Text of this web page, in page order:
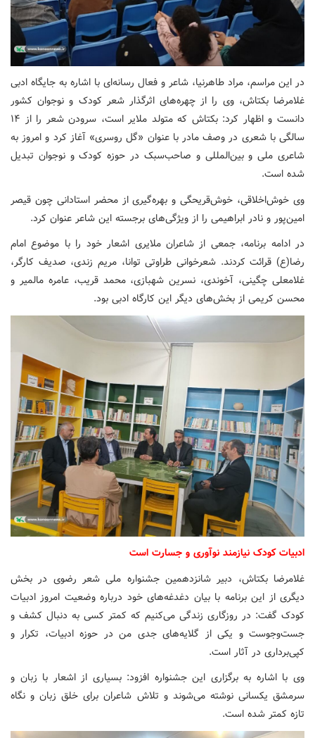
در این مراسم، مراد طاهرنیا، شاعر و فعال رسانه‌ای با اشاره به جایگاه ادبی
غلامرضا بکتاش، وی را از چهره‌های اثرگذار شعر کودک و نوجوان کشور
دانست و اظهار کرد: بکتاش که متولد ملایر است، سرودن شعر را از ۱۴
سالگی با شعری در وصف مادر با عنوان «گل روسری» آغاز کرد و امروز به
شاعری ملی و بین‌المللی و صاحب‌سبک در حوزه کودک و نوجوان تبدیل
شده است.
وی خوش‌اخلاقی، خوش‌قریحگی و بهره‌گیری از محضر استادانی چون قیصر
امین‌پور و نادر ابراهیمی را از ویژگی‌های برجسته این شاعر عنوان کرد.
در ادامه برنامه، جمعی از شاعران ملایری اشعار خود را با موضوع امام
رضا(ع) قرائت کردند. شعرخوانی طراوتی توانا، مریم زندی، صدیف کارگر،
غلامعلی چگینی، آخوندی، نسرین شهبازی، محمد قریب، عامره مالمیر و
محسن کریمی از بخش‌های دیگر این کارگاه ادبی بود.
ادبیات کودک نیازمند نوآوری و جسارت است
غلامرضا بکتاش، دبیر شانزدهمین جشنواره ملی شعر رضوی در بخش
دیگری از این برنامه با بیان دغدغه‌های خود درباره وضعیت امروز ادبیات
کودک گفت: در روزگاری زندگی می‌کنیم که کمتر کسی به دنبال کشف و
جست‌وجوست و یکی از گلایه‌های جدی من در حوزه ادبیات، تکرار و
کپی‌برداری در آثار است.
وی با اشاره به برگزاری این جشنواره افزود: بسیاری از اشعار با زبان و
سرمشق یکسانی نوشته می‌شوند و تلاش شاعران برای خلق زبان و نگاه
تازه کمتر شده است.